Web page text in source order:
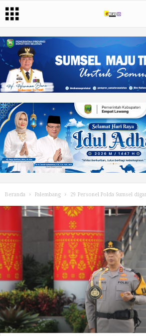
Beranda Palembang 29 Personel Polda Sumsel